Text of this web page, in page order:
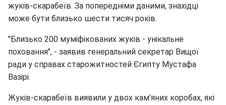
жуків-скарабеїв. За попередніми даними, знахідці
може бути близько шести тисяч років.
"Близько 200 муміфікованих жуків - унікальне
поховання", - заявив генеральний секретар Вищої
ради у справах старожитностей Єгипту Мустафа
Вазірі.
Жуків-скарабеїв виявили у двох кам'яних коробах, які